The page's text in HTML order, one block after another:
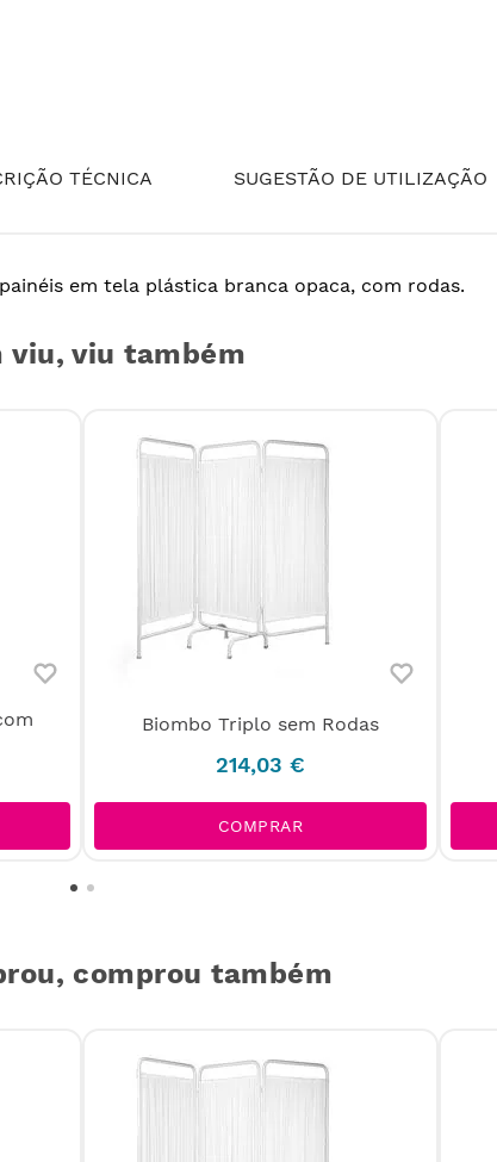
TÉCNICA SUGESTÃO DE UTILIZAÇÃO
em tela plástica branca opaca, com rodas.
viu, viu também
Biombo Triplo sem Rodas
214,03 €
COMPRAR
comprou também